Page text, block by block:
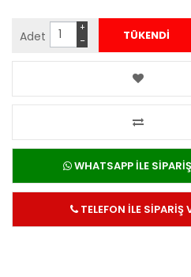
Adet −
+
WHATSAPP İLE
TELEFON İLE SİPARİŞ